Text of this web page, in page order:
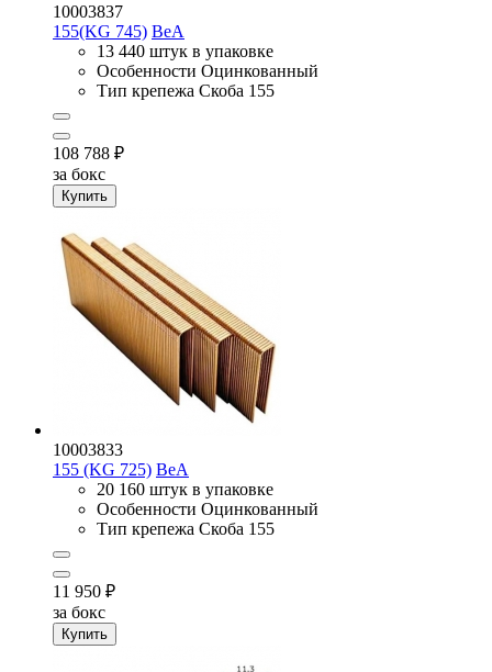
10003837
155(KG 745) BeA
13 440 штук в упаковке
Особенности Оцинкованный
Тип крепежа Скоба 155
108 788 ₽
за бокс
Купить
10003833
155 (KG 725) BeA
20 160 штук в упаковке
Особенности Оцинкованный
Тип крепежа Скоба 155
11 950 ₽
за бокс
Купить